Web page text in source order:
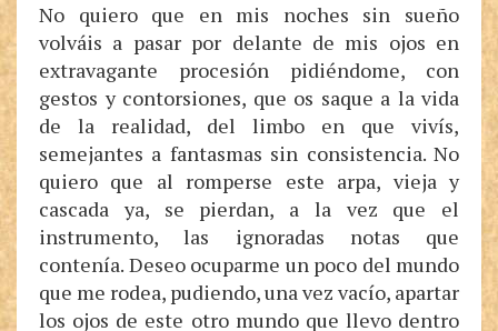
No quiero que en mis noches sin sueño
volváis a pasar por delante de mis ojos en
extravagante procesión pidiéndome, con
gestos y contorsiones, que os saque a la vida
de la realidad, del limbo en que vivís,
semejantes a fantasmas sin consistencia. No
quiero que al romperse este arpa, vieja y
cascada ya, se pierdan, a la vez que el
instrumento, las ignoradas notas que
contenía. Deseo ocuparme un poco del mundo
que me rodea, pudiendo, una vez vacío, apartar
los ojos de este otro mundo que llevo dentro